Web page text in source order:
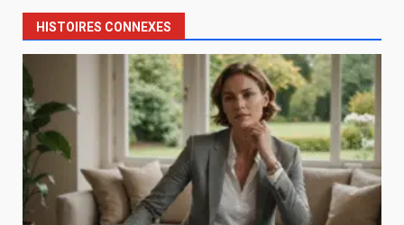
HISTOIRES CONNEXES